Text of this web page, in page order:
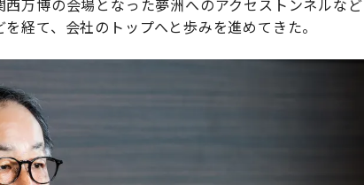
万博の会場となった夢洲へのアクセストンネルなど
経て、会社のトップへと歩みを進めてきた。